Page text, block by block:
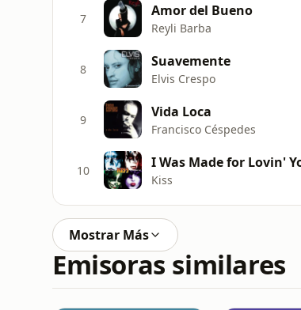
7 Amor del Bueno
Reyli Barba
8 Suavemente
Elvis Crespo
9 Vida Loca
Francisco Céspedes
10 I Was Made for Lovin'
Kiss
Mostrar Más
Emisoras similares